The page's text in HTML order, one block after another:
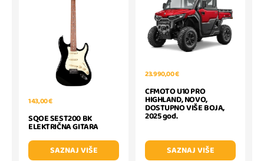
143,00 €
SQOE SEST200 BK
ELEKTRIČNA GITARA
SAZNAJ VIŠE
23.990,00 €
CFMOTO U10 PRO
HIGHLAND, NOVO,
DOSTUPNO VIŠE BOJA,
2025 god.
SAZNAJ VIŠE